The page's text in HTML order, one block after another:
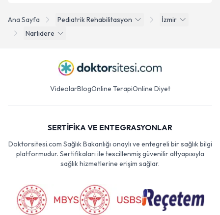
Ana Sayfa Pediatrik Rehabilitasyon
İzmir
Narlıdere
VideolarBlogOnline TerapiOnline Diyet
SERTİFİKA VE ENTEGRASYONLAR
Doktorsitesi.com Sağlık Bakanlığı onaylı ve entegreli bir sağlık bilgi
platformudur. Sertifikaları ile tescillenmiş güvenilir altyapısıyla
sağlık hizmetlerine erişim sağlar.